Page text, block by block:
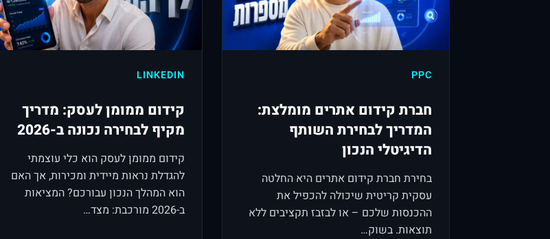
PPC
חברת קידום אתרים מומלצת:
המדריך לבחירת השותף
הדיגיטלי הנכון
בחירת חברת קידום אתרים היא החלטה
עסקית קריטית שיכולה להכפיל את
ההכנסות שלכם – או לבזבז תקציבים ללא
תוצאות. בשוק…
LINKEDIN
קידום ממומן לעסק: מדריך
מקיף לבחירה נכונה ב-2026
קידום ממומן לעסק הוא כלי עוצמתי
להגדלת נראות מיידית ומכירות, אך האם
הוא המהלך הנכון עבורכם? המציאות
ב-2026 מורכבת: מצד…